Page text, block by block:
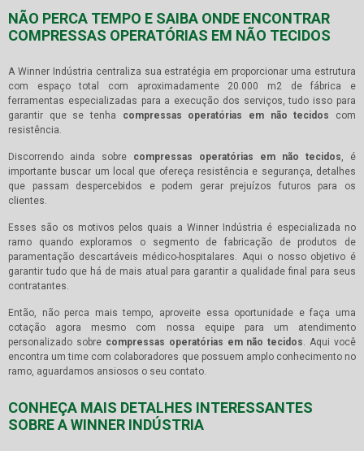
NÃO PERCA TEMPO E SAIBA ONDE ENCONTRAR
COMPRESSAS OPERATÓRIAS EM NÃO TECIDOS
A Winner Indústria centraliza sua estratégia em proporcionar uma estrutura
com espaço total com aproximadamente 20.000 m2 de fábrica e
ferramentas especializadas para a execução dos serviços, tudo isso para
garantir que se tenha compressas operatórias em não tecidos com
resistência.
Discorrendo ainda sobre compressas operatórias em não tecidos, é
importante buscar um local que ofereça resistência e segurança, detalhes
que passam despercebidos e podem gerar prejuízos futuros para os
clientes.
Esses são os motivos pelos quais a Winner Indústria é especializada no
ramo quando exploramos o segmento de fabricação de produtos de
paramentação descartáveis médico-hospitalares. Aqui o nosso objetivo é
garantir tudo que há de mais atual para garantir a qualidade final para seus
contratantes.
Então, não perca mais tempo, aproveite essa oportunidade e faça uma
cotação agora mesmo com nossa equipe para um atendimento
personalizado sobre compressas operatórias em não tecidos. Aqui você
encontra um time com colaboradores que possuem amplo conhecimento no
ramo, aguardamos ansiosos o seu contato.
CONHEÇA MAIS DETALHES INTERESSANTES
SOBRE A WINNER INDÚSTRIA